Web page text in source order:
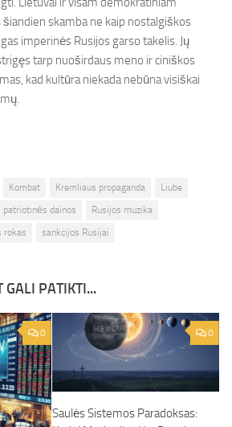
šiandien skamba ne kaip nostalgiškos
imperinės Rusijos garso takelis. Jų
tarp nuoširdaus meno ir ciniškos
kad kultūra niekada nebūna visiškai
Kombat Kremliaus propaganda
Liube
patriotinės dainos
Rusijos muzika
rokas sankcijos Rusijai
GALI PATIKTI...
0 0
Saulės Sistemos Paradoksas: